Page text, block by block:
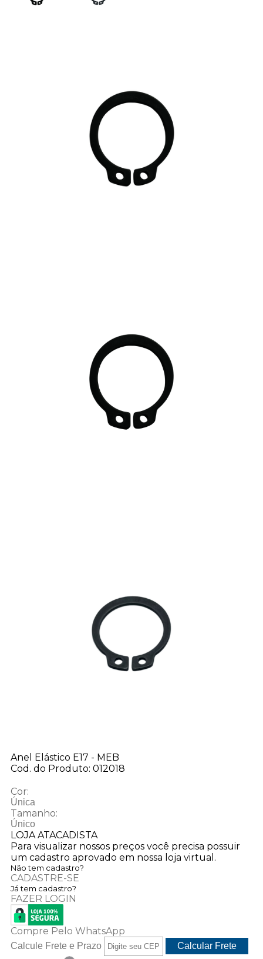
Anel Elástico E17 - MEB
Cod. do Produto: 012018
Cor:
Única
Tamanho:
Único
LOJA ATACADISTA
Para visualizar nossos preços você precisa possuir
um cadastro aprovado em nossa loja virtual.
Não tem cadastro?
CADASTRE-SE
Já tem cadastro?
FAZER LOGIN
Compre Pelo WhatsApp
Calcule Frete e Prazo